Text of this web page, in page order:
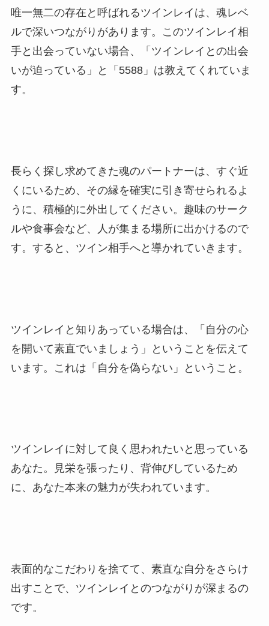
唯一無二の存在と呼ばれるツインレイは、魂レベ
ルで深いつながりがあります。このツインレイ相
手と出会っていない場合、「ツインレイとの出会
いが迫っている」と「5588」は教えてくれていま
す。
長らく探し求めてきた魂のパートナーは、すぐ近
くにいるため、その縁を確実に引き寄せられるよ
うに、積極的に外出してください。趣味のサーク
ルや食事会など、人が集まる場所に出かけるので
す。すると、ツイン相手へと導かれていきます。
ツインレイと知りあっている場合は、「自分の心
を開いて素直でいましょう」ということを伝えて
います。これは「自分を偽らない」ということ。
ツインレイに対して良く思われたいと思っている
あなた。見栄を張ったり、背伸びしているため
に、あなた本来の魅力が失われています。
表面的なこだわりを捨てて、素直な自分をさらけ
出すことで、ツインレイとのつながりが深まるの
です。